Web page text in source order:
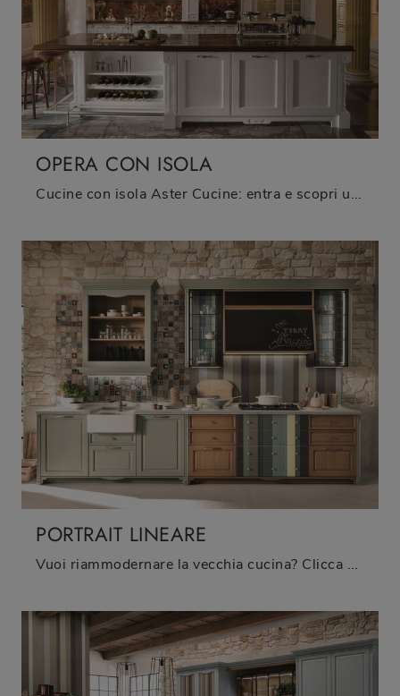
OPERA CON ISOLA
Cucine con isola Aster Cucine: entra e scopri un universo di design e contenuto estetico! La cucina tradizionale Opera con isola ti attende.
PORTRAIT LINEARE
Vuoi riammodernare la vecchia cucina? Clicca e scopri un ricco catalogo di soluzioni tradizionali in linea: Portrait lineare ti attende!